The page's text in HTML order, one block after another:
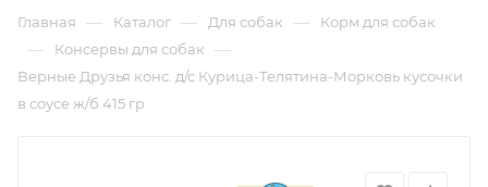
Главная — Каталог — Для собак — Корм для собак
— Консервы для собак —
Верные Друзья конс. д/с Курица-Телятина-Морковь кусочки
в соусе ж/б 415 гр